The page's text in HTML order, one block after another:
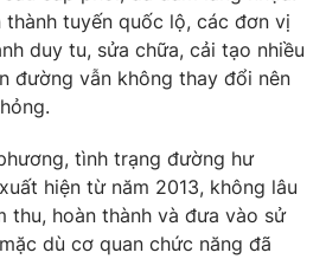
thành tuyến quốc lộ, các đơn vị
duy tu, sửa chữa, cải tạo nhiều
đường vẫn không thay đổi nên
tình trạng đường hư
hiện từ năm 2013, không lâu
thu, hoàn thành và đưa vào sử
dù cơ quan chức năng đã